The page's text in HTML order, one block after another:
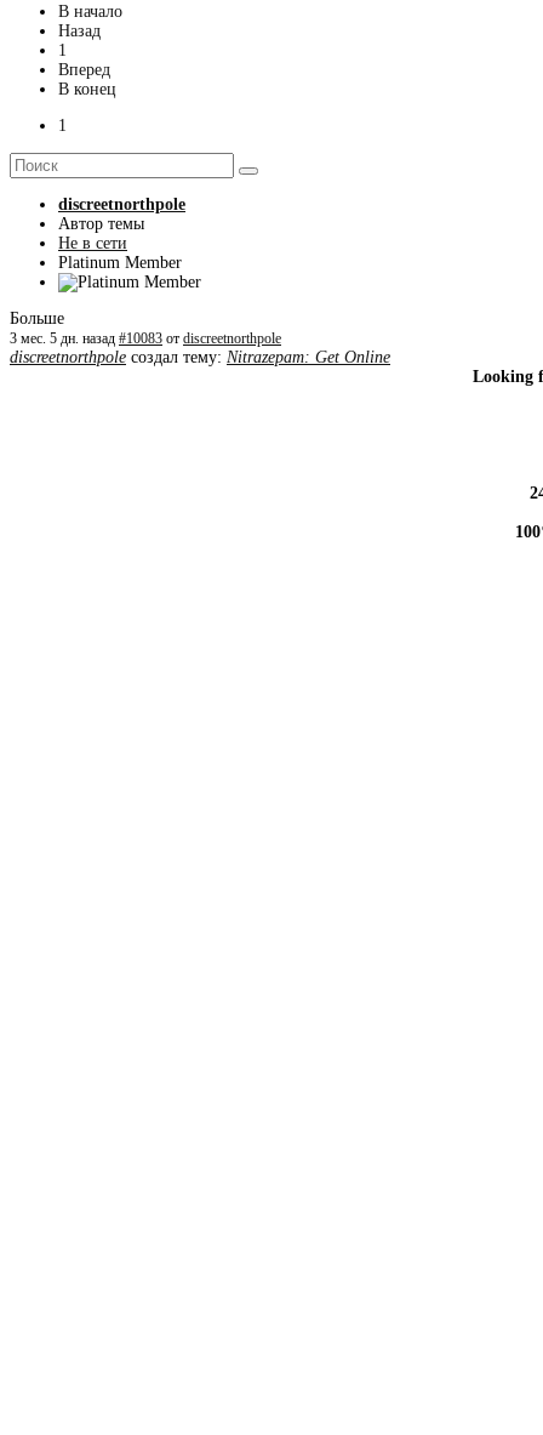
В начало
Назад
1
Вперед
В конец
1
discreetnorthpole
Автор темы
Не в сети
Platinum Member
Больше
3 мес. 5 дн. назад #10083 от discreetnorthpole
discreetnorthpole создал тему: Nitrazepam: Get Online
Looking